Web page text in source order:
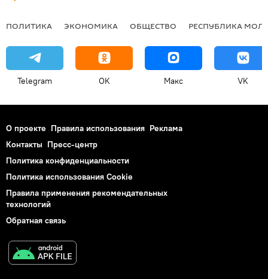
ПОЛИТИКА ЭКОНОМИКА ОБЩЕСТВО РЕСПУБЛИКА
Telegram OK Макс VK
О проекте Правила использования Реклама
Контакты Пресс-центр
Политика конфиденциальности
Политика использования Cookie
Правила применения рекомендательных
технологий
Обратная связь